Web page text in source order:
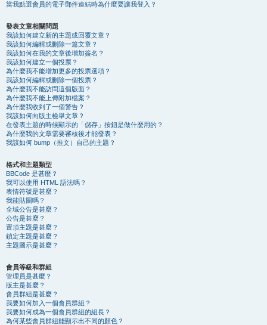
當我點選會員的電子郵件連結時為什麼要讓我登入？
發表文章相關問題
我該如何建立新的主題或回覆文章？
我該如何編輯或刪除一篇文章？
我該如何在我的文章後增加簽名？
我該如何建立一個投票？
為什麼我不能增加更多的投票選項？
我該如何編輯或刪除一個投票？
為什麼我不能訪問這個版面？
為什麼我不能上傳附加檔案？
為什麼我收到了一個警告？
我該如何向版主檢舉文章？
在發表主題的時候顯示的「儲存」按鈕是做什麼用的？
為什麼我的文章需要審核後才能發表？
我該如何 bump（推文）自己的主題？
格式和主題類型
BBCode 是甚麼？
我可以使用 HTML 語法嗎？
表情符號是甚麼？
我能貼圖嗎？
全域公告是甚麼？
公告是甚麼？
置頂主題是甚麼？
鎖定主題是甚麼？
主題圖示是甚麼？
會員等級和群組
管理員是甚麼？
版主是甚麼？
會員群組是甚麼？
我要如何加入一個會員群組？
我要如何成為一個會員群組的組長？
為何某些會員群組能顯示出不同的顏色？